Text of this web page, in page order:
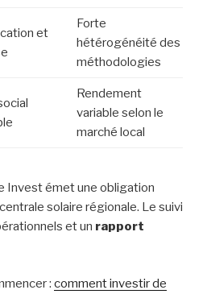
et
Forte
hétérogénéité des
méthodologies
Rendement
variable selon le
marché local
Invest émet une obligation
solaire régionale. Le suivi
et un rapport
: comment investir de